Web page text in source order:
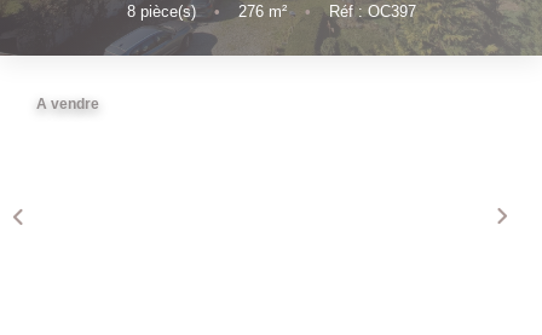
8pièce(s) • 276m² • Réf : OC397
A vendre